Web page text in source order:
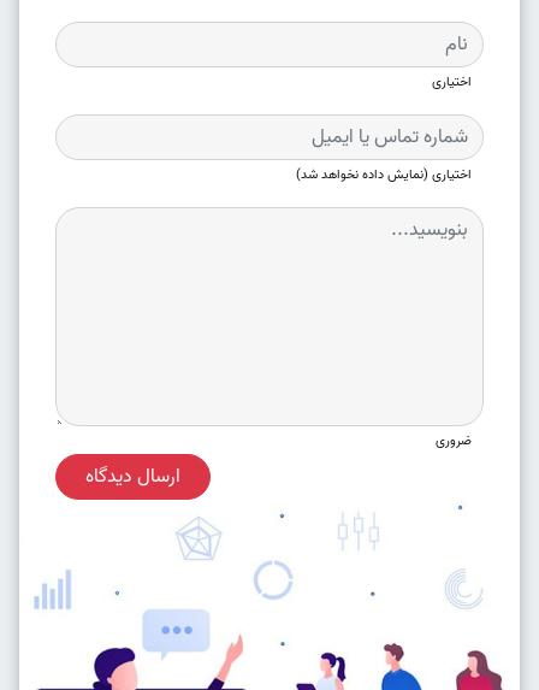
اختیاری
اختیاری (نمایش داده نخواهد شد)
ضروری
ارسال دیدگاه